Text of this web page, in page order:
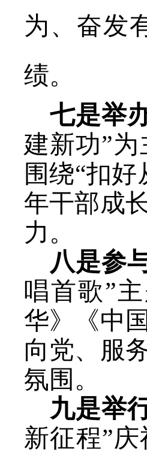
为、奋发
绩。
七是举
建新功”为
围绕“扣
年干部成
力。
八是参
唱首歌”
华》《中
向党、 服
氛围。
九是举
新征程”